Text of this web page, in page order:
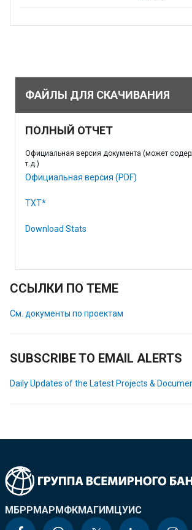
ФАЙЛЫ ДЛЯ СКАЧИВАНИЯ
ПОЛНЫЙ ОТЧЕТ
Официальная версия документа (может
т.д.)
Официальная версия (PDF)
TXT*
Download Stats
ССЫЛКИ ПО ТЕМЕ
См. документы по проектам
SUBSCRIBE TO EMAIL ALERTS
Daily Updates of the Latest Projects &
МБРРМАРМФКМАГИМЦУИС